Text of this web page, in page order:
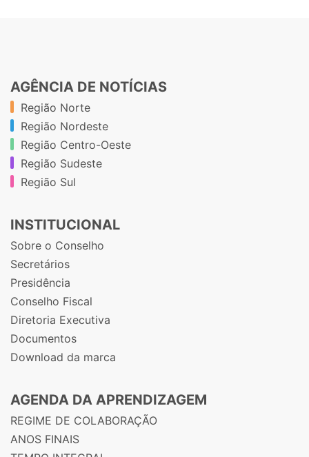
AGÊNCIA DE NOTÍCIAS
Região Norte
Região Nordeste
Região Centro-Oeste
Região Sudeste
Região Sul
INSTITUCIONAL
Sobre o Conselho
Secretários
Presidência
Conselho Fiscal
Diretoria Executiva
Documentos
Download da marca
AGENDA DA APRENDIZAGEM
REGIME DE COLABORAÇÃO
ANOS FINAIS